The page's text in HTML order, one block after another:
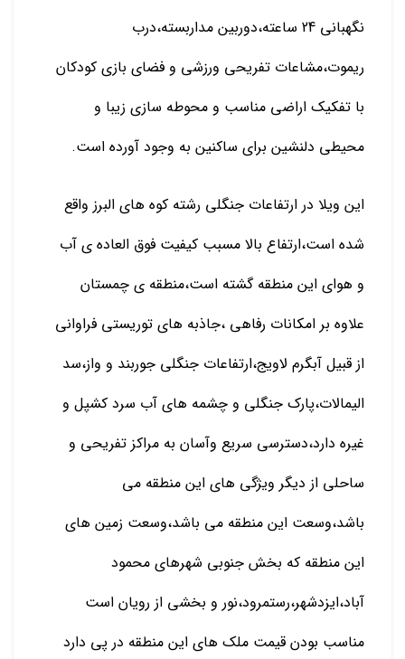
نگهبانی 24 ساعته،دوربین مداربسته،درب
ریموت،مشاعات تفریحی ورزشی و فضای بازی کودکان
با تفکیک اراضی مناسب و محوطه سازی زیبا و
محیطی دلنشین برای ساکنین به وجود آورده است.
این ویلا در ارتفاعات جنگلی رشته کوه های البرز واقع
شده است،ارتفاع بالا مسبب کیفیت فوق العاده ی آب
و هوای این منطقه گشته است،منطقه ی چمستان
علاوه بر امکانات رفاهی ،جاذبه های توریستی فراوانی
از قبیل آبگرم لاویج،ارتفاعات جنگلی جوربند و واز،سد
الیمالات،پارک جنگلی و چشمه های آب سرد کشپل و
غیره دارد،دسترسی سریع وآسان به مراکز تفریحی و
ساحلی از دیگر ویژگی های این منطقه می
باشد،وسعت این منطقه می باشد،وسعت زمین های
این منطقه که بخش جنوبی شهرهای محمود
آباد،ایزدشهر،رستمرود،نور و بخشی از رویان است
مناسب بودن قیمت ملک های این منطقه در پی دارد